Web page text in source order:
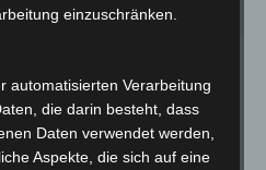
1von 2
einzuschränken.
automatisierten Verarbeitung
die darin besteht, dass
Daten verwendet werden,
Aspekte, die sich auf eine